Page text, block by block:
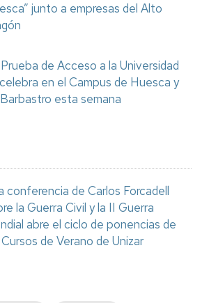
junto a empresas del Alto
de Acceso a la Universidad
en el Campus de Huesca y
esta semana
conferencia de Carlos Forcadell
la Guerra Civil y la II Guerra
abre el ciclo de ponencias de
de Verano de Unizar